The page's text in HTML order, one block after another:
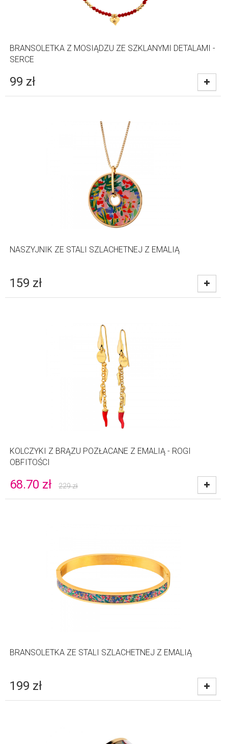
BRANSOLETKA Z MOSIĄDZU ZE SZKLANYMI DETALAMI -
SERCE
99 zł
NASZYJNIK ZE STALI SZLACHETNEJ Z EMALIĄ
159 zł
KOLCZYKI Z BRĄZU POZŁACANE Z EMALIĄ - ROGI
OBFITOŚCI
68.70 zł 229zł
BRANSOLETKA ZE STALI SZLACHETNEJ Z EMALIĄ
199 zł